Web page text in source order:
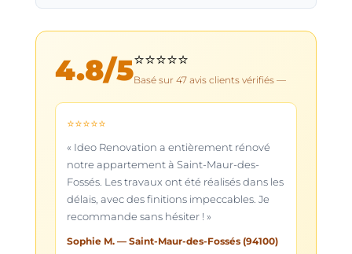
4.8/5⭐⭐⭐⭐⭐
Basé sur 47avis clients vérifiés —
⭐⭐⭐⭐⭐
« Ideo Renovation a entièrement rénové
notre appartement à Saint-Maur-des-
Fossés. Les travaux ont été réalisés dans les
délais, avec des finitions impeccables. Je
recommande sans hésiter ! »
Sophie M.— Saint-Maur-des-Fossés (94100)